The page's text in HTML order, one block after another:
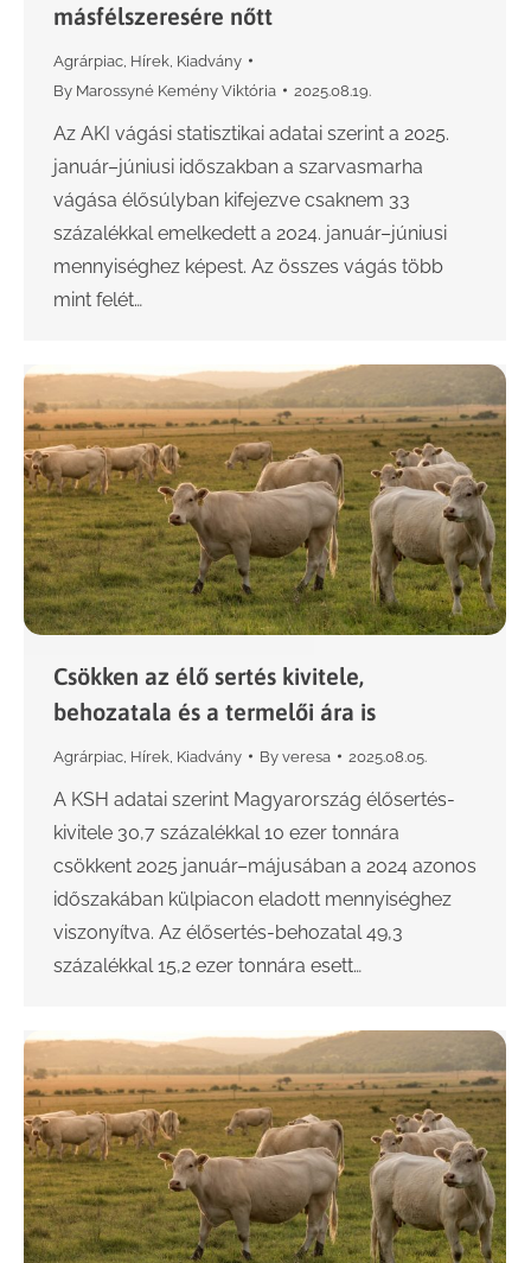
másfélszeresére nőtt
Agrárpiac Hírek Kiadvány
By Marossyné Kemény Viktória 2025.08.19.
Az AKI vágási statisztikai adatai szerint a 2025.
január–júniusi időszakban a szarvasmarha
vágása élősúlyban kifejezve csaknem 33
százalékkal emelkedett a 2024. január–júniusi
mennyiséghez képest. Az összes vágás több
mint felét…
Csökken az élő sertés kivitele,
behozatala és a termelői ára is
Agrárpiac Hírek Kiadvány By veresa 2025.08.05.
A KSH adatai szerint Magyarország élősertés-
kivitele 30,7 százalékkal 10 ezer tonnára
csökkent 2025 január–májusában a 2024 azonos
időszakában külpiacon eladott mennyiséghez
viszonyítva. Az élősertés-behozatal 49,3
százalékkal 15,2 ezer tonnára esett…